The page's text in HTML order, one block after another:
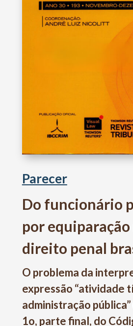
Parecer
Do funcionário
por equiparação
direito penal
O problema da
expressão “atividade
administração
1o, parte final, do